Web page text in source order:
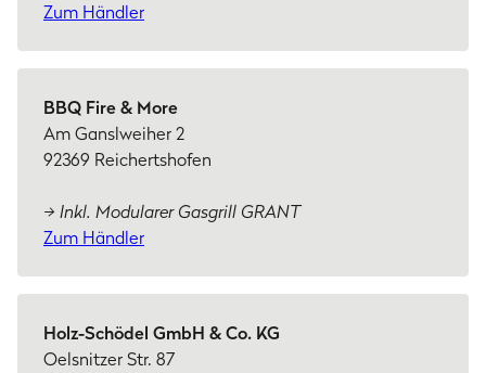
Zum Händler
BBQ Fire & More
Am Ganslweiher 2
92369 Reichertshofen
→ Inkl. Modularer Gasgrill GRANT
Zum Händler
Holz-Schödel GmbH & Co. KG
Oelsnitzer Str. 87